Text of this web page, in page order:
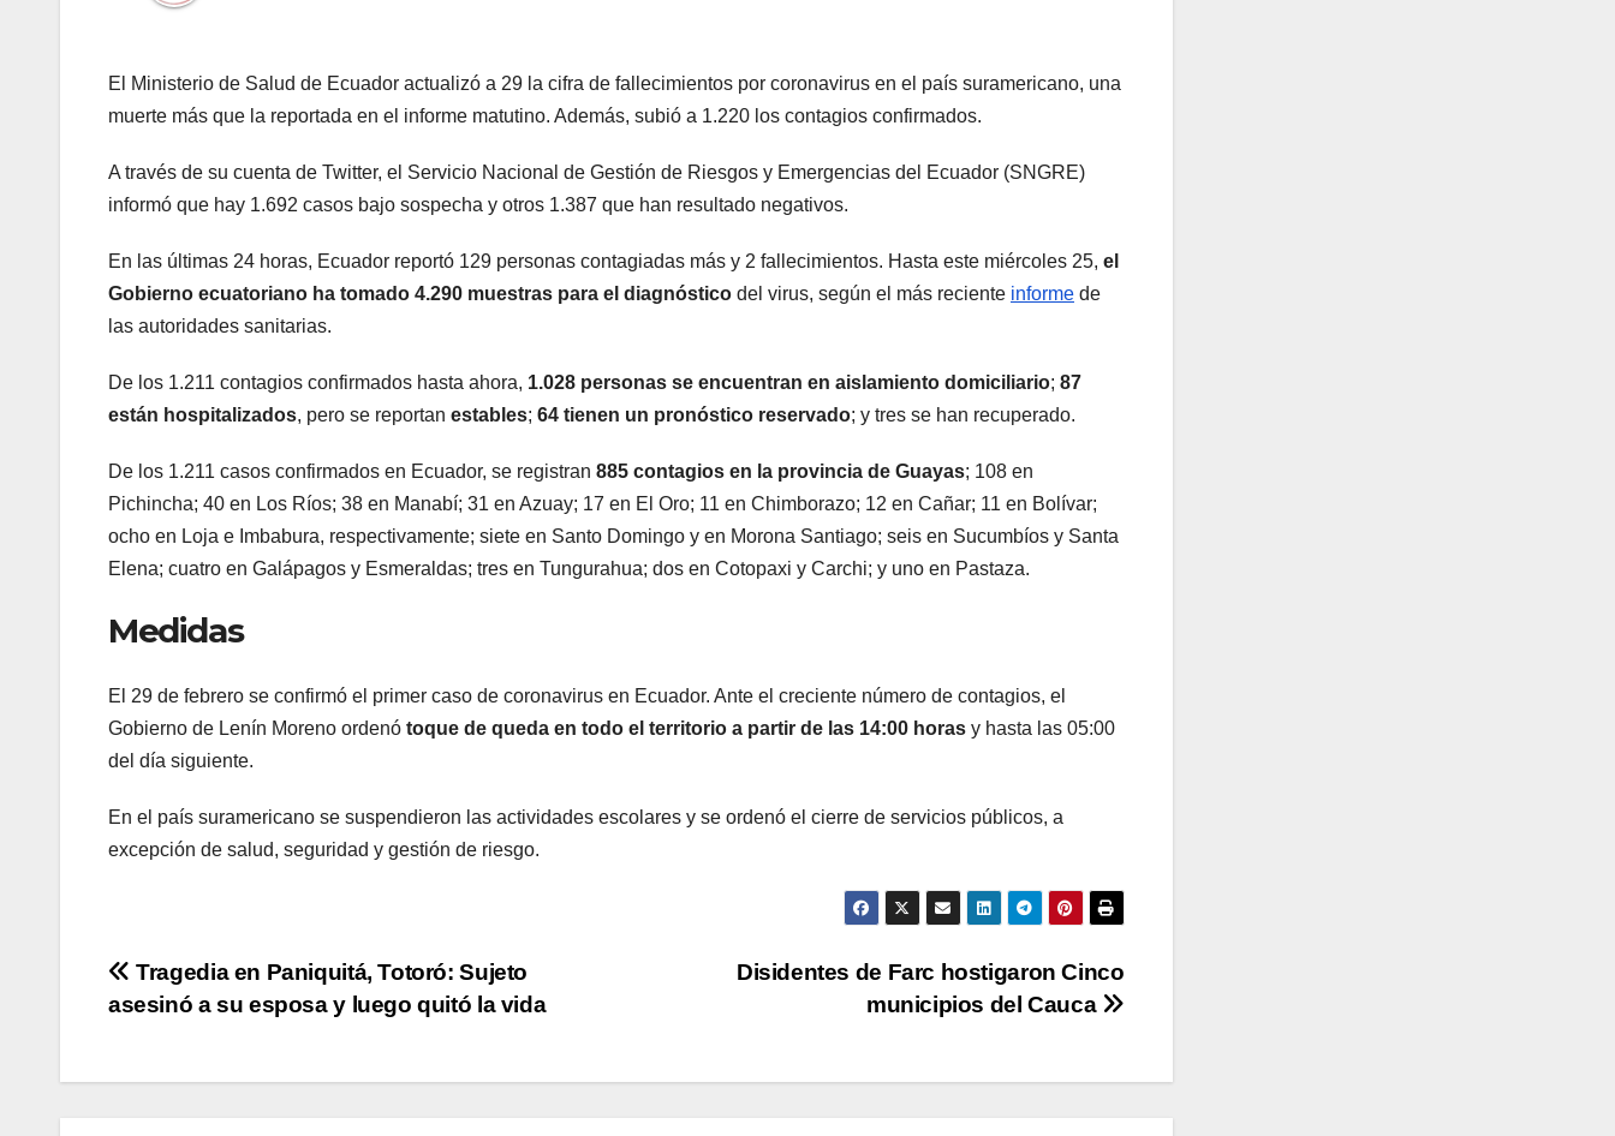
El Ministerio de Salud de Ecuador actualizó a 29 la cifra de fallecimientos por coronavirus en el país suramericano, una
muerte más que la reportada en el informe matutino. Además, subió a 1.220 los contagios confirmados.
A través de su cuenta de Twitter, el Servicio Nacional de Gestión de Riesgos y Emergencias del Ecuador (SNGRE)
informó que hay 1.692 casos bajo sospecha y otros 1.387 que han resultado negativos.
En las últimas 24 horas, Ecuador reportó 129 personas contagiadas más y 2 fallecimientos. Hasta este miércoles 25, el
Gobierno ecuatoriano ha tomado 4.290 muestras para el diagnóstico del virus, según el más reciente informe de
las autoridades sanitarias.
De los 1.211 contagios confirmados hasta ahora, 1.028 personas se encuentran en aislamiento domiciliario; 87
están hospitalizados, pero se reportan estables; 64 tienen un pronóstico reservado; y tres se han recuperado.
De los 1.211 casos confirmados en Ecuador, se registran 885 contagios en la provincia de Guayas; 108 en
Pichincha; 40 en Los Ríos; 38 en Manabí; 31 en Azuay; 17 en El Oro; 11 en Chimborazo; 12 en Cañar; 11 en Bolívar;
ocho en Loja e Imbabura, respectivamente; siete en Santo Domingo y en Morona Santiago; seis en Sucumbíos y Santa
Elena; cuatro en Galápagos y Esmeraldas; tres en Tungurahua; dos en Cotopaxi y Carchi; y uno en Pastaza.
Medidas
El 29 de febrero se confirmó el primer caso de coronavirus en Ecuador. Ante el creciente número de contagios, el
Gobierno de Lenín Moreno ordenó toque de queda en todo el territorio a partir de las 14:00 horas y hasta las 05:00
del día siguiente.
En el país suramericano se suspendieron las actividades escolares y se ordenó el cierre de servicios públicos, a
excepción de salud, seguridad y gestión de riesgo.
Navegación
entradas
Disidentes de Farc hostigaron Cinco
municipios del Cauca
Tragedia en Paniquitá, Totoró: Sujeto
asesinó a su esposa y luego quitó la vida